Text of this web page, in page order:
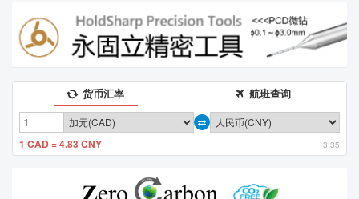
货币汇率 航班查询
1 CAD = 4.83 CNY 3:35